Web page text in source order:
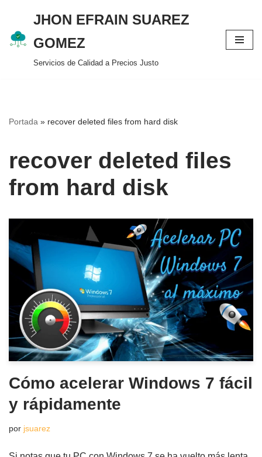
Saltar
al
contenido
JHON EFRAIN SUAREZ
GOMEZ
Servicios de Calidad a Precios Justo
Portada » recover deleted files from hard disk
recover deleted files
from hard disk
Cómo acelerar Windows 7 fácil
y rápidamente
por jsuarez